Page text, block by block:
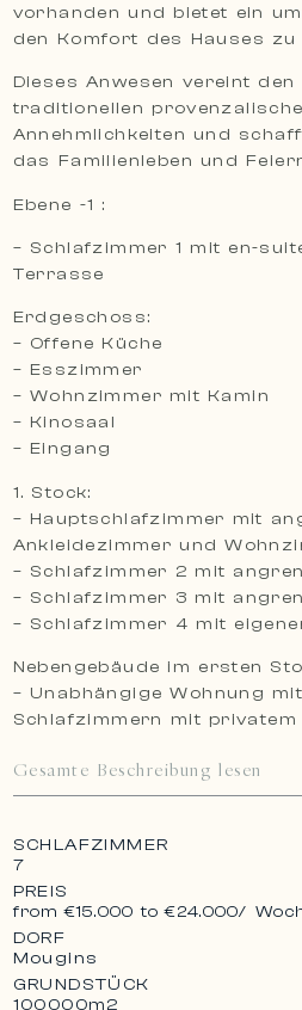
vorhanden und bietet ein
den Komfort des Hauses zu
Dieses Anwesen vereint
traditionellen
Annehmlichkeiten und
das Familienleben und
Ebene -1 :
– Schlafzimmer 1 mit en-
Terrasse
Erdgeschoss:
– Offene Küche
– Esszimmer
– Wohnzimmer mit Kamin
– Kinosaal
– Eingang
1. Stock:
– Hauptschlafzimmer mit
Ankleidezimmer und
– Schlafzimmer 2 mit
– Schlafzimmer 3 mit
– Schlafzimmer 4 mit
Nebengebäude im ersten
– Unabhängige Wohnung
Schlafzimmern mit privatem
Gesamte Beschreibung lesen
SCHLAFZIMMER
7
PREIS
from €15.000 to €24.000/
DORF
Mougins
GRUNDSTÜCK
100000m2